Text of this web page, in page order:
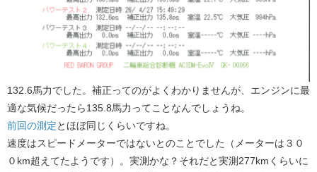
132.6馬力でした。補正ってのがよくわかりませんが、エンジンに最
適な気候だったら135.8馬力ってことなんでしょうね。
前回の測定​とほぼ同じくらいですね。
速度はスピードメーターではないとのことでした（メーターは３０
０km超えてたようです）。実測かな？それだと実測277kmくらいに